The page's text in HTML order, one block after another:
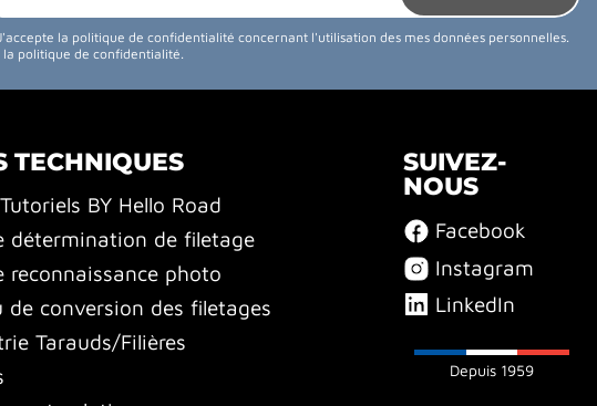
J'accepte la politique de confidentialité concernant l'utilisation des mes données personnelles.
la politique de confidentialité.
TECHNIQUES
BY Hello Road
détermination de filetage
reconnaissance photo
de conversion des filetages
Tarauds/Filières
SUIVEZ-
NOUS
Facebook
Instagram
LinkedIn
Depuis 1959